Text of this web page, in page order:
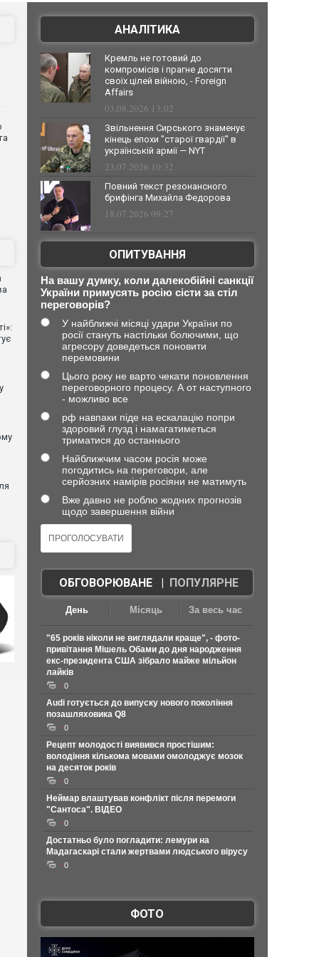
АНАЛІТИКА
Кремль не готовий до
компромісів і прагне досягти
своїх цілей війною, - Foreign
Affairs
03.08.2026 13:02
Звільнення Сирського знаменує
кінець епохи "старої гвардії" в
українській армії — NYT
23.07.2026 10:32
Повний текст резонансного
брифінга Михайла Федорова
18.07.2026 09:27
ОПИТУВАННЯ
На вашу думку, коли далекобійні санкції
України примусять росію сісти за стіл
переговорів?
У найближчі місяці удари України по
росії стануть настільки болючими, що
агресору доведеться поновити
перемовини
Цього року не варто чекати поновлення
переговорного процесу. А от наступного
- можливо все
рф навпаки піде на ескалацію попри
здоровий глузд і намагатиметься
триматися до останнього
Найближчим часом росія може
погодитись на переговори, але
серйозних намірів росіяни не матимуть
Вже давно не роблю жодних прогнозів
щодо завершення війни
ОБГОВОРЮВАНЕ| ПОПУЛЯРНЕ
День Місяць За весь час
"65 років ніколи не виглядали краще", - фото-
привітання Мішель Обами до дня народження
екс-президента США зібрало майже мільйон
лайків
0
Audi готується до випуску нового покоління
позашляховика Q8
0
Рецепт молодості виявився простішим:
володіння кількома мовами омолоджує мозок
на десяток років
0
Неймар влаштував конфлікт після перемоги
"Сантоса". ВІДЕО
0
Достатньо було погладити: лемури на
Мадагаскарі стали жертвами людського вірусу
0
ФОТО